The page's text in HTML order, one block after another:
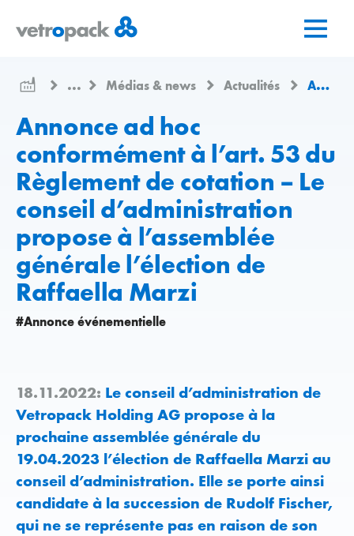
page
d'accueil
...
Médias & news Actualités Annonce ad hoc conformément à l’art. 53 du Règlement de cotation – Le conseil d’administration propose à l’assemblée générale l’élection de Raffaella Marzi
Annonce ad hoc
conformément à l’art. 53 du
Règlement de cotation – Le
conseil d’administration
propose à l’assemblée
générale l’élection de
Raffaella Marzi
#Annonce événementielle
18.11.2022: Le conseil d’administration de
Vetropack Holding AG propose à la
prochaine assemblée générale du
19.04.2023 l’élection de Raffaella Marzi au
conseil d’administration. Elle se porte ainsi
candidate à la succession de Rudolf Fischer,
qui ne se représente pas en raison de son